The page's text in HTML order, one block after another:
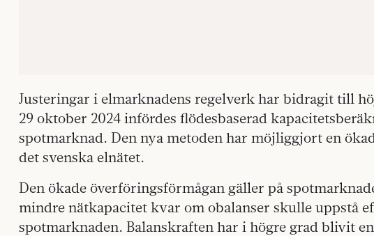
Justeringar i elmarknadens regelverk har bidragit till
29 oktober 2024 infördes flödesbaserad
spotmarknad. Den nya metoden har möjliggjort en
det svenska elnätet.
Den ökade överföringsförmågan gäller på
mindre nätkapacitet kvar om obalanser skulle uppstå
spotmarknaden. Balanskraften har i högre grad blivit